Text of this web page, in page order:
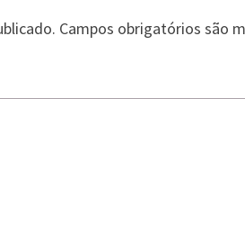
Campos obrigatórios são